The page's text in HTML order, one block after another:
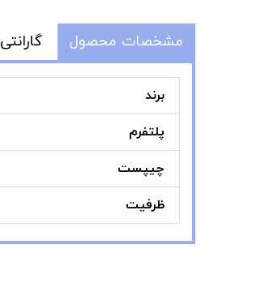
مشخصات محصول گارانتی
برند
پلتفرم
چیپست
ظرفیت